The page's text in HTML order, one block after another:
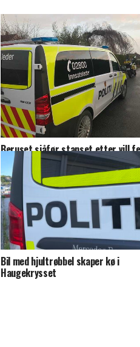
Beruset sjåfør stanset etter vill
felgene
Bil med hjultrøbbel skaper kø i
Haugekrysset